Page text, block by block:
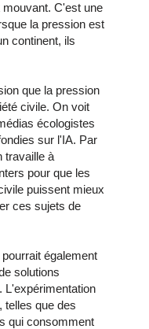
C'est une
la pression est
continent, ils
que la pression
civile. On voit
écologistes
sur l'IA. Par
travaille à
pour que les
puissent mieux
ces sujets de
également
solutions
L'expérimentation
telles que des
qui consomment